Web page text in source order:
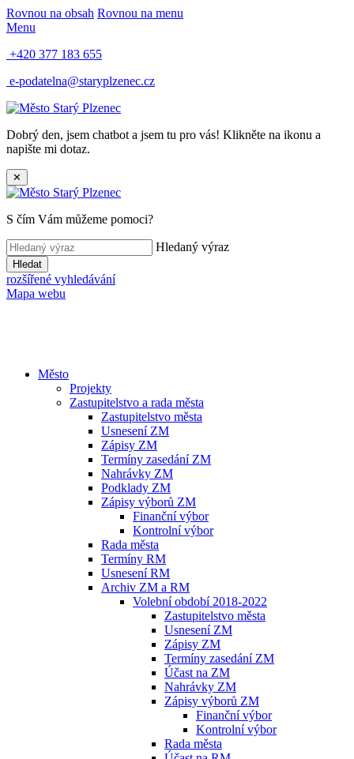
Rovnou na obsah Rovnou na menu
Menu
+420 377 183 655
e-podatelna@staryplzenec.cz
Dobrý den, jsem chatbot a jsem tu pro vás! Klikněte na ikonu a
napište mi dotaz.
✕
S čím Vám můžeme pomoci?
Hledaný výraz
Hledat
rozšířené vyhledávání
Mapa webu
Město
Projekty
Zastupitelstvo a rada města
Zastupitelstvo města
Usnesení ZM
Zápisy ZM
Termíny zasedání ZM
Nahrávky ZM
Podklady ZM
Zápisy výborů ZM
Finanční výbor
Kontrolní výbor
Rada města
Termíny RM
Usnesení RM
Archiv ZM a RM
Volební období 2018-2022
Zastupitelstvo města
Usnesení ZM
Zápisy ZM
Termíny zasedání ZM
Účast na ZM
Nahrávky ZM
Zápisy výborů ZM
Finanční výbor
Kontrolní výbor
Rada města